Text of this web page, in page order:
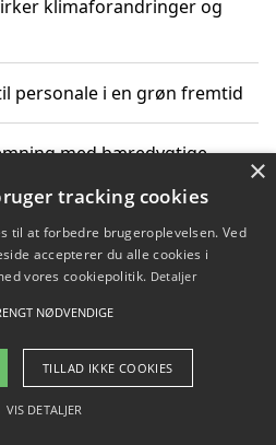
klimaforandringer og
personale i en grøn fremtid
med bæredygtige
hjem med familien i
- Pilanto Aps
×
tracking cookies
til at forbedre brugeroplevelsen. Ved
accepterer du alle cookies i
vores cookiepolitik. Detaljer
NØDVENDIGE
TILLAD IKKE COOKIES
VIS DETALJER